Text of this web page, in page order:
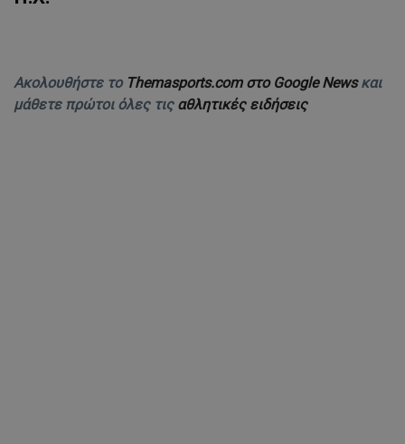
Ακολουθήστε το Themasports.com στο Google Newsκαι
μάθετε πρώτοι όλες τις αθλητικές ειδήσεις